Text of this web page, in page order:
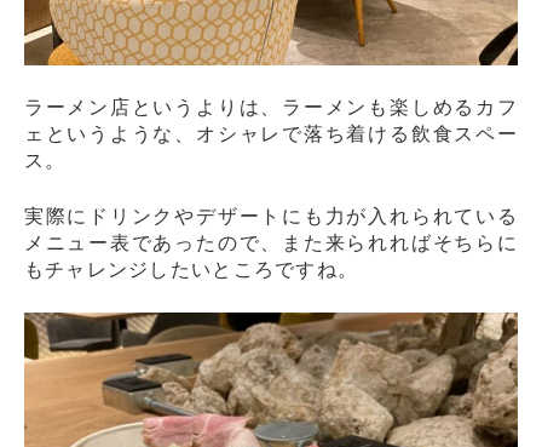
ラーメン店というよりは、ラーメンも楽しめるカフ
ェというような、オシャレで落ち着ける飲食スペー
ス。
実際にドリンクやデザートにも力が入れられている
メニュー表であったので、また来られればそちらに
もチャレンジしたいところですね。